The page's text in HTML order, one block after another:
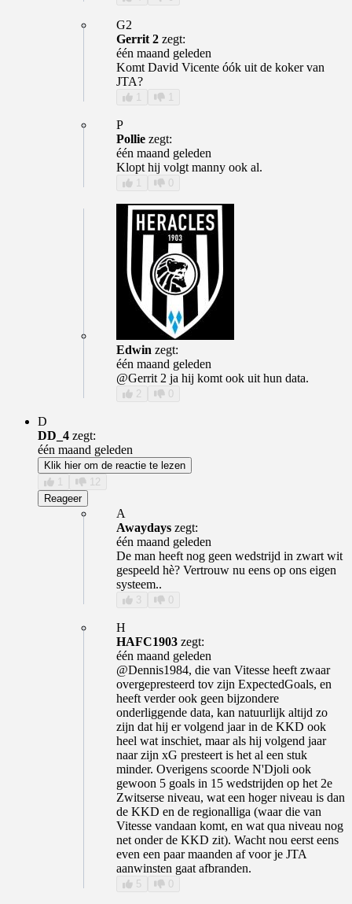
G2
Gerrit 2 zegt:
één maand geleden
Komt David Vicente óók uit de koker van
JTA?
1 1
P
Pollie zegt:
één maand geleden
Klopt hij volgt manny ook al.
1 0
Edwin zegt:
één maand geleden
@Gerrit 2 ja hij komt ook uit hun data.
2 0
D
DD_4 zegt:
één maand geleden
Klik hier om de reactie te lezen
1
12
Reageer
A
Awaydays zegt:
één maand geleden
De man heeft nog geen wedstrijd in zwart wit
gespeeld hè? Vertrouw nu eens op ons eigen
systeem..
3 0
H
HAFC1903 zegt:
één maand geleden
@Dennis1984, die van Vitesse heeft zwaar
overgepresteerd tov zijn ExpectedGoals, en
heeft verder ook geen bijzondere
onderliggende data, kan natuurlijk altijd zo
zijn dat hij er volgend jaar in de KKD ook
heel wat inschiet, maar als hij volgend jaar
naar zijn xG presteert is het al een stuk
minder. Overigens scoorde N'Djoli ook
gewoon 5 goals in 15 wedstrijden op het 2e
Zwitserse niveau, wat een hoger niveau is dan
de KKD en de regionalliga (waar die van
Vitesse vandaan komt, en wat qua niveau nog
net onder de KKD zit). Wacht nou eerst eens
even een paar maanden af voor je JTA
aanwinsten gaat afbranden.
5 0